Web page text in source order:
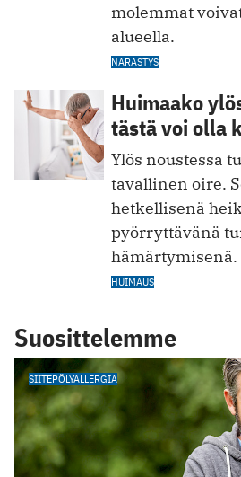
molemmat
alueella.
NÄRÄSTYS
Huimaako
tästä voi olla
Ylös noustessa
tavallinen oire.
hetkellisenä
pyörryttävänä
hämärtymisenä.
HUIMAUS
Suosittelemme
SIITEPÖLYALLERGIA